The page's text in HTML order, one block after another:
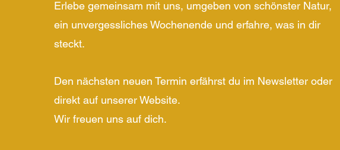
Erlebe gemeinsam mit uns, umgeben von schönster Natur,
ein unvergessliches Wochenende und erfahre, was in dir
steckt.
Den nächsten neuen Termin erfährst du im Newsletter oder
direkt auf unserer Website.
Wir freuen uns auf dich.